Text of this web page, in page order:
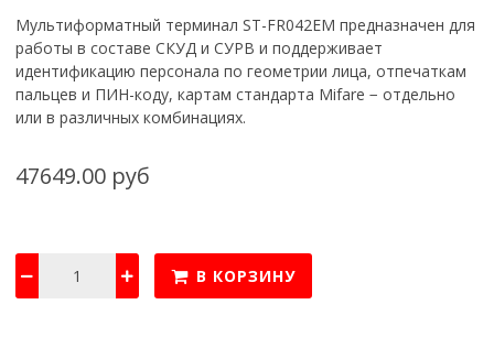
Мультиформатный терминал ST-FR042EM предназначен для
работы в составе СКУД и СУРВ и поддерживает
идентификацию персонала по геометрии лица, отпечаткам
пальцев и ПИН-коду, картам стандарта Mifare − отдельно
или в различных комбинациях.
47649.00 руб
В КОРЗИНУ